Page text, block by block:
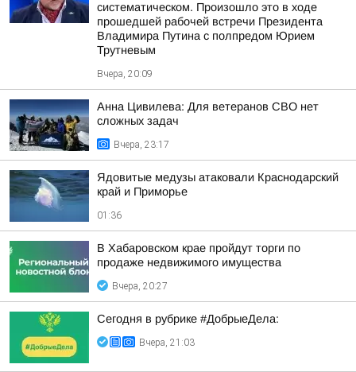
систематическом. Произошло это в ходе
прошедшей рабочей встречи Президента
Владимира Путина с полпредом Юрием
Трутневым
Вчера, 20:09
Анна Цивилева: Для ветеранов СВО нет
сложных задач
Вчера, 23:17
Ядовитые медузы атаковали Краснодарский
край и Приморье
01:36
В Хабаровском крае пройдут торги по
продаже недвижимого имущества
Вчера, 20:27
Сегодня в рубрике #ДобрыеДела:
Вчера, 21:03